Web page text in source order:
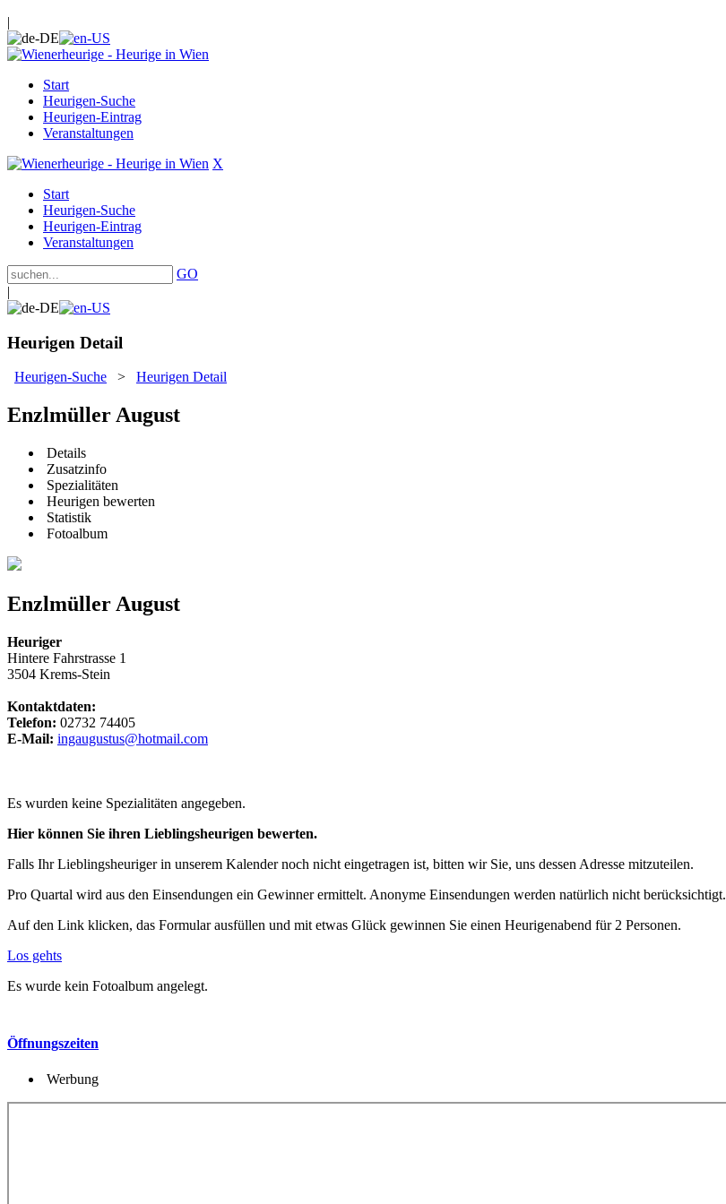
|
Start
Heurigen-Suche
Heurigen-Eintrag
Veranstaltungen
X
Start
Heurigen-Suche
Heurigen-Eintrag
Veranstaltungen
GO
|
Heurigen Detail
Heurigen-Suche > Heurigen Detail
Enzlmüller August
Details
Zusatzinfo
Spezialitäten
Heurigen bewerten
Statistik
Fotoalbum
Enzlmüller August
Heuriger
Hintere Fahrstrasse 1
3504 Krems-Stein
Kontaktdaten:
Telefon: 02732 74405
E-Mail: ingaugustus@hotmail.com
Es wurden keine Spezialitäten angegeben.
Hier können Sie ihren Lieblingsheurigen bewerten.
Falls Ihr Lieblingsheuriger in unserem Kalender noch nicht eingetragen ist, bitten wir Sie, uns dessen Adresse mitzuteilen.
Pro Quartal wird aus den Einsendungen ein Gewinner ermittelt. Anonyme Einsendungen werden natürlich nicht berücksichtigt.
Auf den Link klicken, das Formular ausfüllen und mit etwas Glück gewinnen Sie einen Heurigenabend für 2 Personen.
Los gehts
Es wurde kein Fotoalbum angelegt.
Öffnungszeiten
Werbung